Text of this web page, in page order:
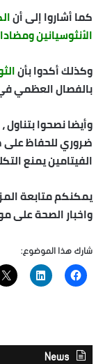
كما أشاروا إلى أن
الأنثوسيانين
وكذلك أكدوا بأن
بالفصال العظمي
وأيضا نصحوا بتناول ،
ضروري للحفاظ على
الفيتامين يمنع
يمكنكم متابعة
واخبار الصحة على
شارك هذا الموضوع:
News